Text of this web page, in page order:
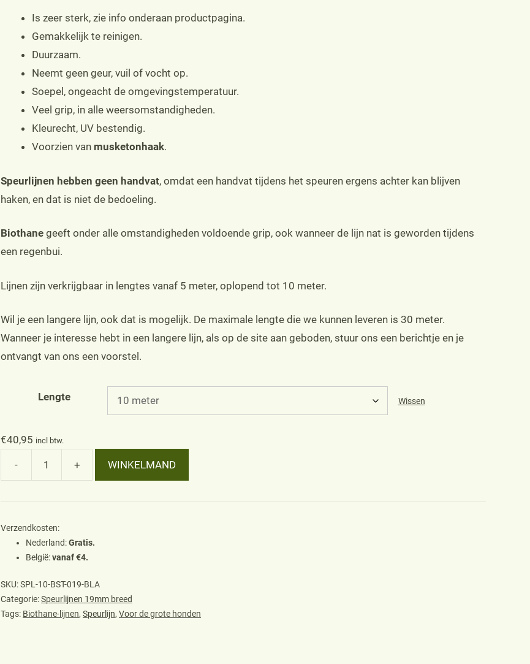
Is zeer sterk, zie info onderaan productpagina.
Gemakkelijk te reinigen.
Duurzaam.
Neemt geen geur, vuil of vocht op.
Soepel, ongeacht de omgevingstemperatuur.
Veel grip, in alle weersomstandigheden.
Kleurecht, UV bestendig.
Voorzien van musketonhaak.
Speurlijnen hebben geen handvat, omdat een handvat tijdens het speuren ergens achter kan blijven
haken, en dat is niet de bedoeling.
Biothane geeft onder alle omstandigheden voldoende grip, ook wanneer de lijn nat is geworden tijdens
een regenbui.
Lijnen zijn verkrijgbaar in lengtes vanaf 5 meter, oplopend tot 10 meter.
Wil je een langere lijn, ook dat is mogelijk. De maximale lengte die we kunnen leveren is 30 meter.
Wanneer je interesse hebt in een langere lijn, als op de site aan geboden, stuur ons een berichtje en je
ontvangt van ons een voorstel.
Lengte Wissen
€40,95 incl btw.
-
aantal
+ WINKELMAND
Verzendkosten:
Nederland:Gratis.
België:vanaf €4.
SKU:SPL-10-BST-019-BLA
Categorie:Speurlijnen 19mm breed
Tags: Biothane-lijnen, Speurlijn, Voor de grote honden